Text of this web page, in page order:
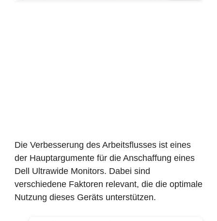
Die Verbesserung des Arbeitsflusses ist eines
der Hauptargumente für die Anschaffung eines
Dell Ultrawide Monitors. Dabei sind
verschiedene Faktoren relevant, die die optimale
Nutzung dieses Geräts unterstützen.